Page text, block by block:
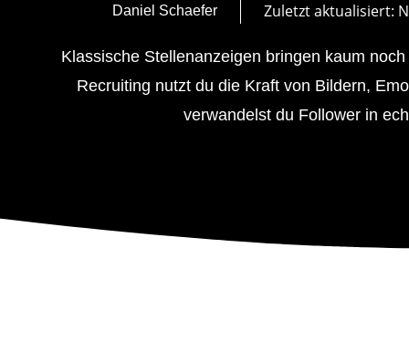
Daniel Schaefer Zuletzt aktualisiert:
Klassische Stellenanzeigen bringen kaum
Recruiting nutzt du die Kraft von Bildern,
verwandelst du Follower in